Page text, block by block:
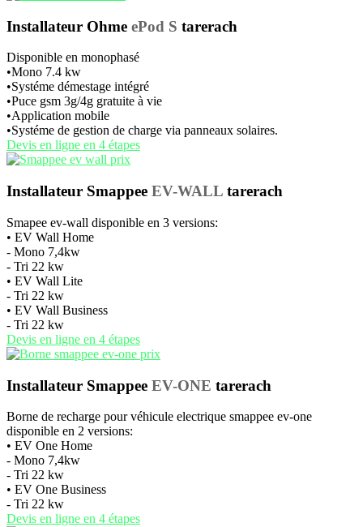
Installateur Ohme ePod S tarerach
Disponible en monophasé
•Mono 7.4 kw
•Systéme démestage intégré
•Puce gsm 3g/4g gratuite à vie
•Application mobile
•Systéme de gestion de charge via panneaux solaires.
Devis en ligne en 4 étapes
Installateur Smappee EV-WALL tarerach
Smapee ev-wall disponible en 3 versions:
• EV Wall Home
- Mono 7,4kw
- Tri 22 kw
• EV Wall Lite
- Tri 22 kw
• EV Wall Business
- Tri 22 kw
Devis en ligne en 4 étapes
Installateur Smappee EV-ONE tarerach
Borne de recharge pour véhicule electrique smappee ev-one
disponible en 2 versions:
• EV One Home
- Mono 7,4kw
- Tri 22 kw
• EV One Business
- Tri 22 kw
Devis en ligne en 4 étapes